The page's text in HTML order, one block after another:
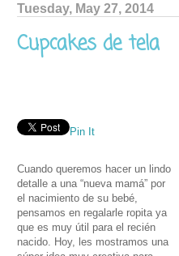
Tuesday, May 27, 2014
Cupcakes de tela
Pin It
Cuando queremos hacer un lindo
detalle a una “nueva mamá” por
el nacimiento de su bebé,
pensamos en regalarle ropita ya
que es muy útil para el recién
nacido. Hoy, les mostramos una